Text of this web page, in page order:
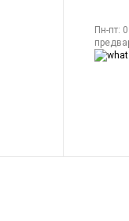
Пн-пт: